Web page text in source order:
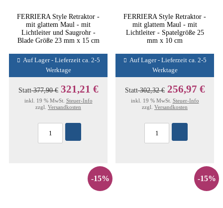
FERRIERA Style Retraktor -
mit glattem Maul - mit
Lichtleiter und Saugrohr -
Blade Größe 23 mm x 15 cm
Auf Lager - Lieferzeit ca. 2-5
Werktage
Statt377,90 € 321,21 €
inkl. 19 % MwSt. Steuer-Info
zzgl. Versandkosten
FERRIERA Style Retraktor -
mit glattem Maul - mit
Lichtleiter - Spatelgröße 25
mm x 10 cm
Auf Lager - Lieferzeit ca. 2-5
Werktage
Statt302,32 € 256,97 €
inkl. 19 % MwSt. Steuer-Info
zzgl. Versandkosten
-15% -15%